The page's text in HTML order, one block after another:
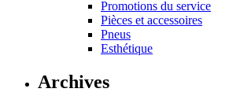
Promotions du service
Pièces et accessoires
Pneus
Esthétique
Archives